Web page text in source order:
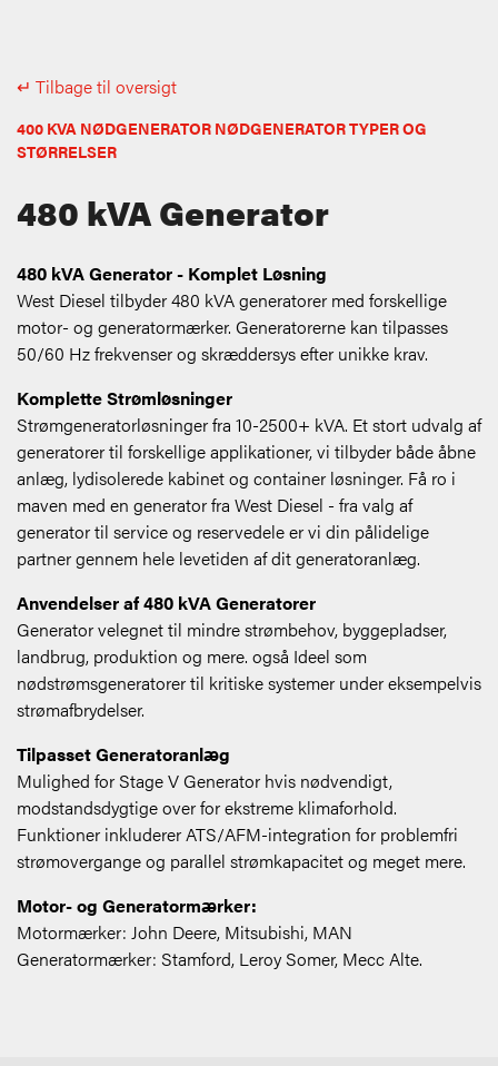
↵ Tilbage til oversigt
400 KVA NØDGENERATOR NØDGENERATOR TYPER OG
STØRRELSER
480 kVA Generator
480 kVA Generator - Komplet Løsning
West Diesel tilbyder 480 kVA generatorer med forskellige
motor- og generatormærker. Generatorerne kan tilpasses
50/60 Hz frekvenser og skræddersys efter unikke krav.
Komplette Strømløsninger
Strømgeneratorløsninger fra 10-2500+ kVA. Et stort udvalg af
generatorer til forskellige applikationer, vi tilbyder både åbne
anlæg, lydisolerede kabinet og container løsninger. Få ro i
maven med en generator fra West Diesel - fra valg af
generator til service og reservedele er vi din pålidelige
partner gennem hele levetiden af dit generatoranlæg.
Anvendelser af 480 kVA Generatorer
Generator velegnet til mindre strømbehov, byggepladser,
landbrug, produktion og mere. også Ideel som
nødstrømsgeneratorer til kritiske systemer under eksempelvis
strømafbrydelser.
Tilpasset Generatoranlæg
Mulighed for Stage V Generator hvis nødvendigt,
modstandsdygtige over for ekstreme klimaforhold.
Funktioner inkluderer ATS/AFM-integration for problemfri
strømovergange og parallel strømkapacitet og meget mere.
Motor- og Generatormærker:
Motormærker: John Deere, Mitsubishi, MAN
Generatormærker: Stamford, Leroy Somer, Mecc Alte.